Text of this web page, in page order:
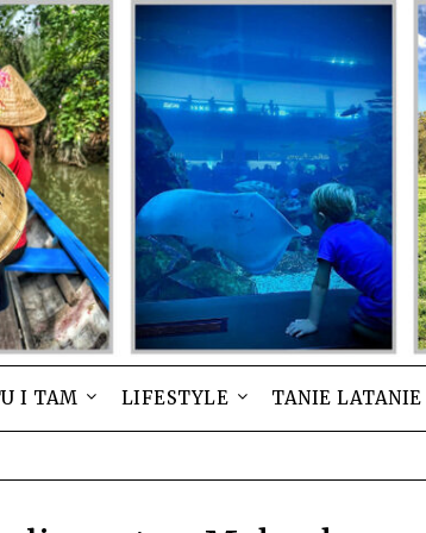
I TAM LIFESTYLE TANIE LATANIE